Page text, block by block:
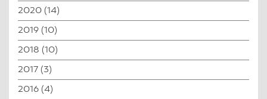
2020 (14)
2019 (10)
2018 (10)
2017 (3)
2016 (4)